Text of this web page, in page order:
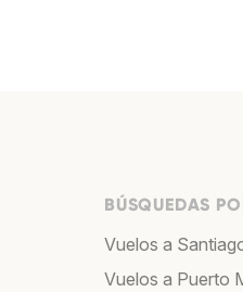
BÚSQUEDAS
Vuelos a
Vuelos a Puerto